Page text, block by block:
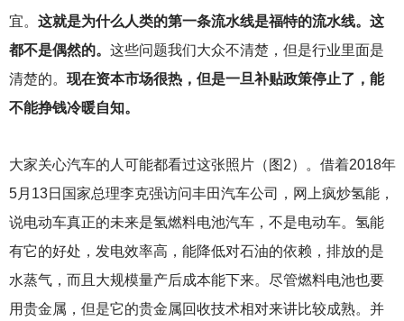
宜。 这就是为什么人类的第一条流水线是福特的流水线。这
都不是偶然的。 这些问题我们大众不清楚，但是行业里面是
清楚的。 现在资本市场很热，但是一旦补贴政策停止了，能
不能挣钱冷暖自知。
大家关心汽车的人可能都看过这张照片（图2）。借着2018年
5月13日国家总理李克强访问丰田汽车公司，网上疯炒氢能，
说电动车真正的未来是氢燃料电池汽车，不是电动车。氢能
有它的好处，发电效率高，能降低对石油的依赖，排放的是
水蒸气，而且大规模量产后成本能下来。尽管燃料电池也要
用贵金属，但是它的贵金属回收技术相对来讲比较成熟。并